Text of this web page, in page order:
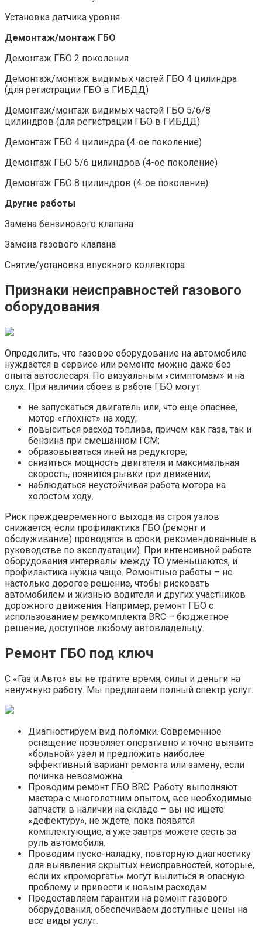
Установка датчика уровня
Демонтаж/монтаж ГБО
Демонтаж ГБО 2 поколения
Демонтаж/монтаж видимых частей ГБО 4 цилиндра
(для регистрации ГБО в ГИБДД)
Демонтаж/монтаж видимых частей ГБО 5/6/8
цилиндров (для регистрации ГБО в ГИБДД)
Демонтаж ГБО 4 цилиндра (4-ое поколение)
Демонтаж ГБО 5/6 цилиндров (4-ое поколение)
Демонтаж ГБО 8 цилиндров (4-ое поколение)
Другие работы
Замена бензинового клапана
Замена газового клапана
Снятие/установка впускного коллектора
Признаки неисправностей газового
оборудования
Определить, что газовое оборудование на автомобиле
нуждается в сервисе или ремонте можно даже без
опыта автослесаря. По визуальным «симптомам» и на
слух. При наличии сбоев в работе ГБО могут:
не запускаться двигатель или, что еще опаснее,
мотор «глохнет» на ходу;
повыситься расход топлива, причем как газа, так и
бензина при смешанном ГСМ;
образовываться иней на редукторе;
снизиться мощность двигателя и максимальная
скорость, появится рывки при движении;
наблюдаться неустойчивая работа мотора на
холостом ходу.
Риск преждевременного выхода из строя узлов
снижается, если профилактика ГБО (ремонт и
обслуживание) проводятся в сроки, рекомендованные в
руководстве по эксплуатации). При интенсивной работе
оборудования интервалы между ТО уменьшаются, и
профилактика нужна чаще. Ремонтные работы – не
настолько дорогое решение, чтобы рисковать
автомобилем и жизнью водителя и других участников
дорожного движения. Например, ремонт ГБО с
использованием ремкомплекта BRC – бюджетное
решение, доступное любому автовладельцу.
Ремонт ГБО под ключ
С «Газ и Авто» вы не тратите время, силы и деньги на
ненужную работу. Мы предлагаем полный спектр услуг:
Диагностируем вид поломки. Современное
оснащение позволяет оперативно и точно выявить
«больной» узел и предложить наиболее
эффективный вариант ремонта или замену, если
починка невозможна.
Проводим ремонт ГБО BRC. Работу выполняют
мастера с многолетним опытом, все необходимые
запчасти в наличии на складе – вы не ищете
«дефектуру», не ждете, пока появятся
комплектующие, а уже завтра можете сесть за
руль автомобиля.
Проводим пуско-наладку, повторную диагностику
для выявления скрытых неисправностей, которые,
если их «проморгать» могут вылиться в опасную
проблему и привести к новым расходам.
Предоставляем гарантии на ремонт газового
оборудования, обеспечиваем доступные цены на
все виды услуг.